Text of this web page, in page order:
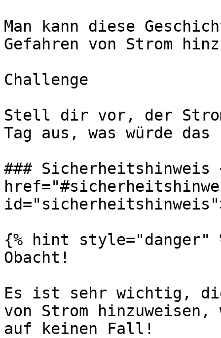
Man kann diese
Gefahren von Strom
Challenge
Stell dir vor, der
Tag aus, was würde das
### Sicherheitshinweis
{% hint style="danger"
Obacht!
Es ist sehr wichtig,
von Strom hinzuweisen,
auf keinen Fall!